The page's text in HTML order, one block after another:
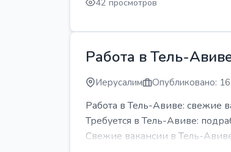
Работа в Тель-
Иерусалим Опубликовано:
Работа в Тель-Авиве: свежие
Требуется в Тель-Авиве:
Свежие вакансии в Тель-